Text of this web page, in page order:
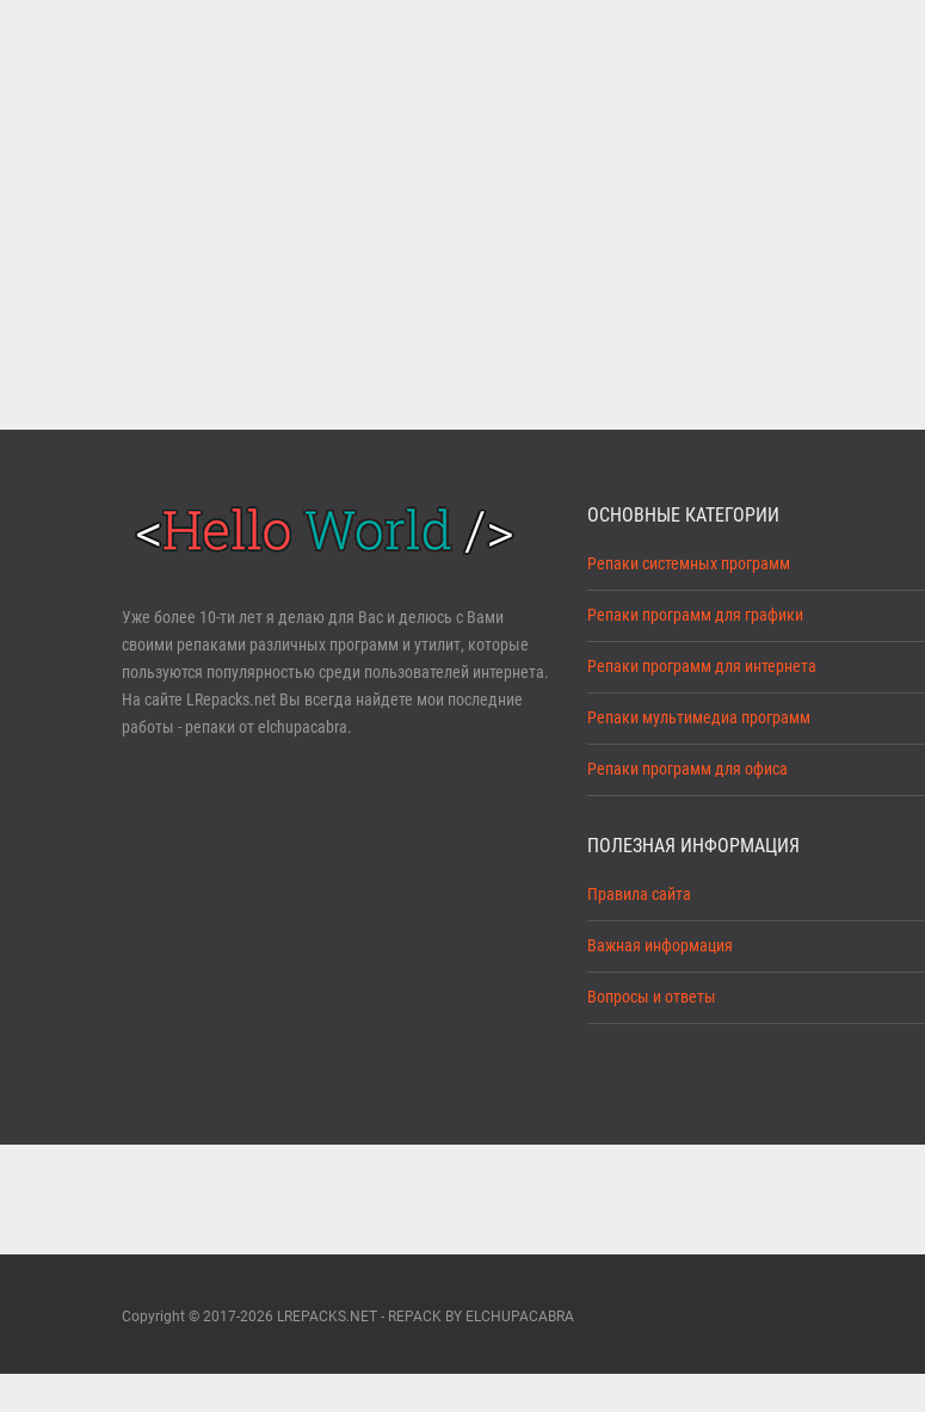
Войти
Регистрация
Забыли пароль?
Уже более 10-ти лет я делаю для Вас и делюсь с Вами
своими репаками различных программ и утилит, которые
пользуются популярностью среди пользователей интернета.
На сайте LRepacks.net Вы всегда найдете мои последние
работы - репаки от elchupacabra.
ОСНОВНЫЕ КАТЕГОРИИ
Репаки системных программ
Репаки программ для графики
Репаки программ для интернета
Репаки мультимедиа программ
Репаки программ для офиса
ПОЛЕЗНАЯ ИНФОРМАЦИЯ
Правила сайта
Важная информация
Вопросы и ответы
Copyright © 2017-2026 LREPACKS.NET - REPACK BY ELCHUPACABRA